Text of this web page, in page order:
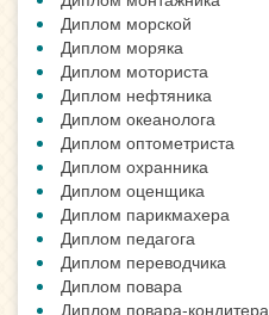
Диплом морской
Диплом моряка
Диплом моториста
Диплом нефтяника
Диплом океанолога
Диплом оптометриста
Диплом охранника
Диплом оценщика
Диплом парикмахера
Диплом педагога
Диплом переводчика
Диплом повара
Диплом повара-кондитера